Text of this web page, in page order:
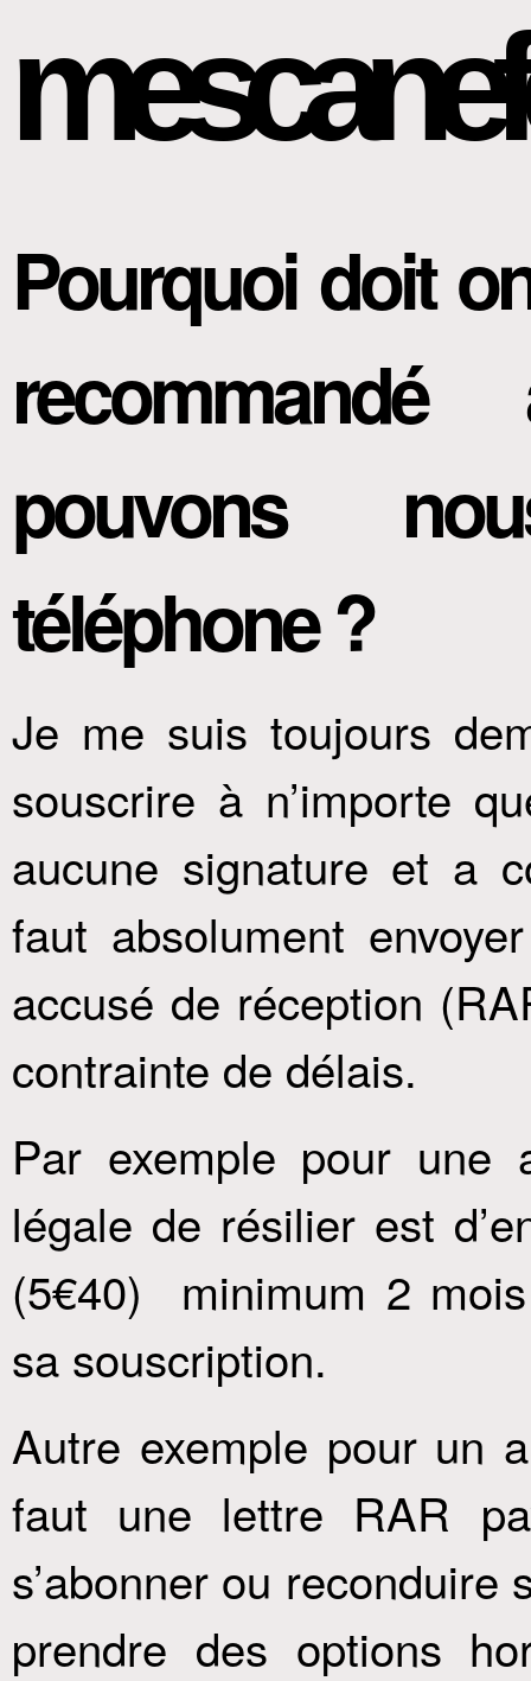
Pourquoi doit
pouvons
téléphone ?
Je me suis toujours
souscrire à n’importe
aucune signature et a
faut absolument
accusé de réception
contrainte de délais.
Par exemple pour une
légale de résilier est
(5€40) minimum 2
sa souscription.
Autre exemple pour un
faut une lettre RAR
s’abonner ou
prendre des options